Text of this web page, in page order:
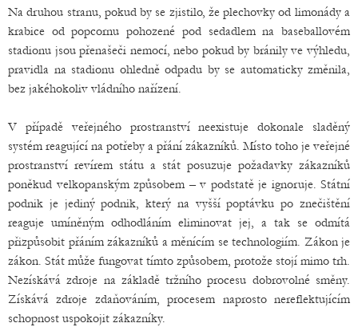
Na druhou stranu, pokud by se zjistilo, že plechovky od limonády a
krabice od popcornu pohozené pod sedadlem na baseballovém
stadionu jsou přenašeči nemocí, nebo pokud by bránily ve výhledu,
pravidla na stadionu ohledně odpadu by se automaticky změnila,
bez jakéhokoliv vládního nařízení.
V případě veřejného prostranství neexistuje dokonale sladěný
systém reagující na potřeby a přání zákazníků. Místo toho je veřejné
prostranství revírem státu a stát posuzuje požadavky zákazníků
poněkud velkopanským způsobem – v podstatě je ignoruje. Státní
podnik je jediný podnik, který na vyšší poptávku po znečištění
reaguje umíněným odhodláním eliminovat jej, a tak se odmítá
přizpůsobit přáním zákazníků a měnícím se technologiím. Zákon je
zákon. Stát může fungovat tímto způsobem, protože stojí mimo trh.
Nezískává zdroje na základě tržního procesu dobrovolné směny.
Získává zdroje zdaňováním, procesem naprosto nereflektujícím
schopnost uspokojit zákazníky.